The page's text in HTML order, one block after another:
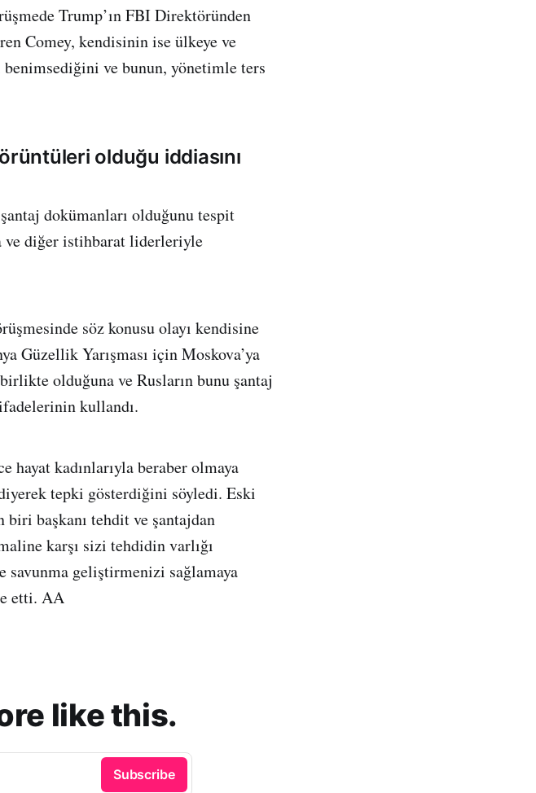
Trump’ın FBI Direktöründen
Comey, kendisinin ise ülkeye ve
ve bunun, yönetimle ters
olduğu iddiasını
dokümanları olduğunu tespit
ve diğer istihbarat liderleriyle
söz konusu olayı kendisine
Güzellik Yarışması için Moskova’ya
olduğuna ve Rusların bunu şantaj
kullandı.
hayat kadınlarıyla beraber olmaya
tepki gösterdiğini söyledi. Eski
başkanı tehdit ve şantajdan
karşı sizi tehdidin varlığı
savunma geliştirmenizi sağlamaya
etti. AA
like this.
Subscribe